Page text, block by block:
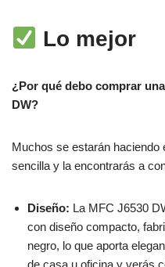
Lo mejor
¿Por qué debo comprar
DW?
Muchos se estarán haciendo
sencilla y la encontrarás a
Diseño: La MFC J6530
con diseño compacto,
negro, lo que aporta
de casa u oficina y verás